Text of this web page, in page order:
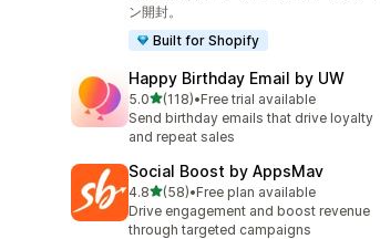
ン開封。
Built for Shopify
Happy Birthday Email by UW
5.05つ星中
(118)
合計レビュー数：118件
•Free trial available
Send birthday emails that drive loyalty
and repeat sales
Social Boost by AppsMav
4.85つ星中
(58)
合計レビュー数：58件
•Free plan available
Drive engagement and boost revenue
through targeted campaigns